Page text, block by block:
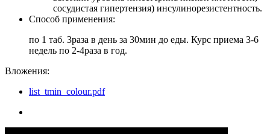
сосудистая гипертензия) инсулинорезистентность.
Cпособ применения:
по 1 таб. 3раза в день за 30мин до еды. Курс приема 3-6
недель по 2-4раза в год.
Вложения:
list_tmin_colour.pdf